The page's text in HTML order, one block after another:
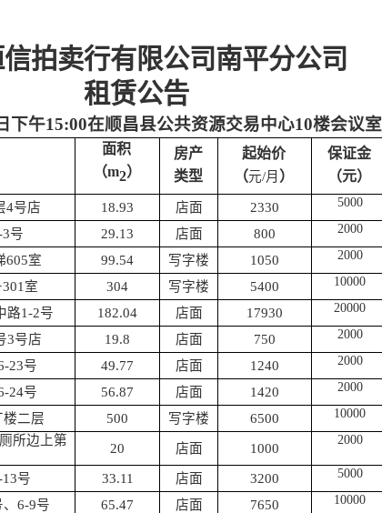
拍卖行有限公司南平分公司
租赁公告
下午15:00在顺昌县公共资源交易中心10楼会议室
面积
（m2）
房产
类型
起始价
（元/月 ）
保证金
（元）
4号店 18.93 店面 2330 5000
号 29.13 店面 800 2000
605室 99.54 写字楼 1050 2000
301室 304 写字楼 5400 10000
路1-2号 182.04 店面 17930 20000
3号店 19.8 店面 750 2000
23号 49.77 店面 1240 2000
24号 56.87 店面 1420 2000
楼二层 500 写字楼 6500 10000
所边上第
20 店面 1000
2000
13号 33.11 店面 3200 5000
、6-9号 65.47 店面 7650 10000